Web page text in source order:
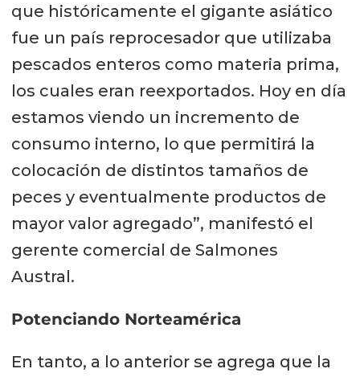
que históricamente el gigante asiático
fue un país reprocesador que utilizaba
pescados enteros como materia prima,
los cuales eran reexportados. Hoy en día
estamos viendo un incremento de
consumo interno, lo que permitirá la
colocación de distintos tamaños de
peces y eventualmente productos de
mayor valor agregado”, manifestó el
gerente comercial de Salmones
Austral.
Potenciando Norteamérica
En tanto, a lo anterior se agrega que la